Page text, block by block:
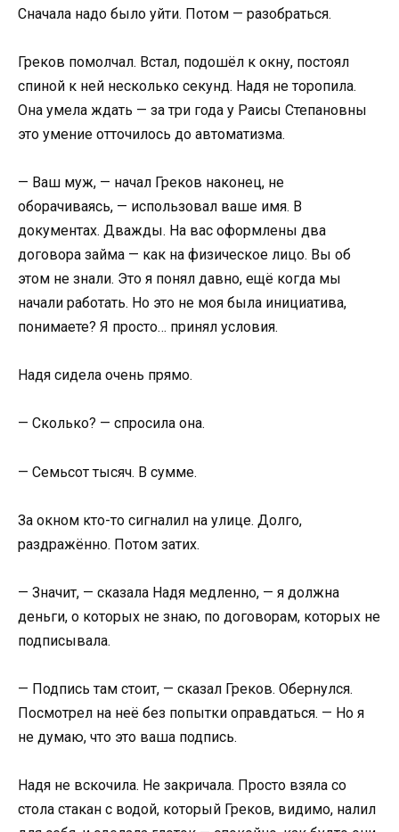
Сначала надо было уйти. Потом — разобраться.
Греков помолчал. Встал, подошёл к окну, постоял
спиной к ней несколько секунд. Надя не торопила.
Она умела ждать — за три года у Раисы Степановны
это умение отточилось до автоматизма.
— Ваш муж, — начал Греков наконец, не
оборачиваясь, — использовал ваше имя. В
документах. Дважды. На вас оформлены два
договора займа — как на физическое лицо. Вы об
этом не знали. Это я понял давно, ещё когда мы
начали работать. Но это не моя была инициатива,
понимаете? Я просто… принял условия.
Надя сидела очень прямо.
— Сколько? — спросила она.
— Семьсот тысяч. В сумме.
За окном кто-то сигналил на улице. Долго,
раздражённо. Потом затих.
— Значит, — сказала Надя медленно, — я должна
деньги, о которых не знаю, по договорам, которых не
подписывала.
— Подпись там стоит, — сказал Греков. Обернулся.
Посмотрел на неё без попытки оправдаться. — Но я
не думаю, что это ваша подпись.
Надя не вскочила. Не закричала. Просто взяла со
стола стакан с водой, который Греков, видимо, налил